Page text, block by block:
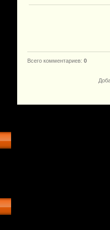
Всего комментариев: 0